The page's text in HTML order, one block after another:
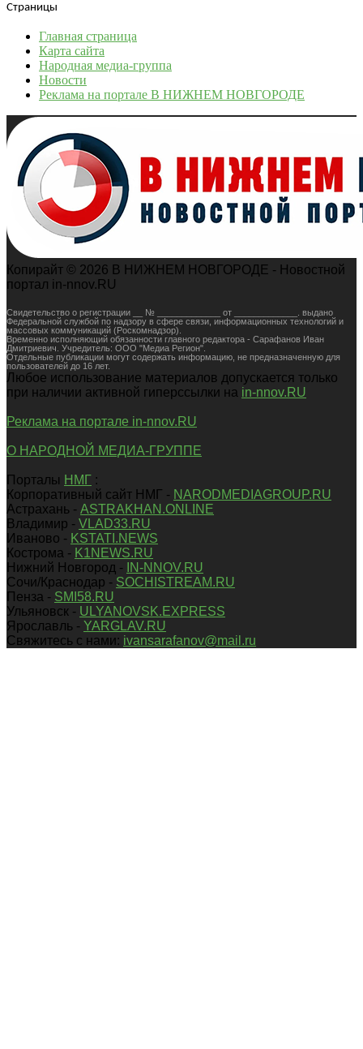
Страницы
Главная страница
Карта сайта
Народная медиа-группа
Новости
Реклама на портале В НИЖНЕМ НОВГОРОДЕ
Копирайт © 2026 В НИЖНЕМ НОВГОРОДЕ - Новостной
портал in-nnov.RU
Свидетельство о регистрации __ № _____________ от _____________. выдано
Федеральной службой по надзору в сфере связи, информационных технологий и
массовых коммуникаций (Роскомнадзор).
Временно исполняющий обязанности главного редактора - Сарафанов Иван
Дмитриевич. Учредитель: ООО "Медиа Регион".
Отдельные публикации могут содержать информацию, не предназначенную для
пользователей до 16 лет.
Любое использование материалов допускается только
при наличии активной гиперссылки на in-nnov.RU
Реклама на портале in-nnov.RU
О НАРОДНОЙ МЕДИА-ГРУППЕ
Порталы НМГ :
Корпоративный сайт НМГ - NARODMEDIAGROUP.RU
Астрахань - ASTRAKHAN.ONLINE
Владимир - VLAD33.RU
Иваново - KSTATI.NEWS
Кострома - K1NEWS.RU
Нижний Новгород -
IN-NNOV.RU
Сочи/Краснодар - SOCHISTREAM.RU
Пенза - SMI58.RU
Ульяновск - ULYANOVSK.EXPRESS
Ярославль - YARGLAV.RU
Свяжитесь с нами: ivansarafanov@mail.ru